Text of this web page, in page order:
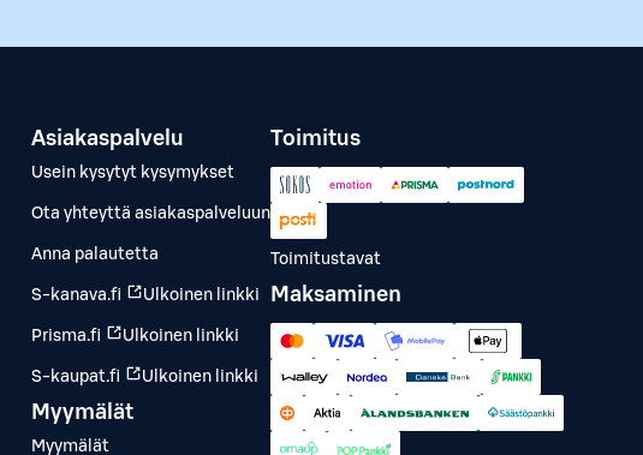
Asiakaspalvelu
Usein kysytyt kysymykset
Ota yhteyttä asiakaspalveluun
Anna palautetta
S-kanava.fi Ulkoinen linkki
Prisma.fi Ulkoinen linkki
S-kaupat.fi Ulkoinen linkki
Myymälät
Myymälät
Toimitus
Toimitustavat
Maksaminen